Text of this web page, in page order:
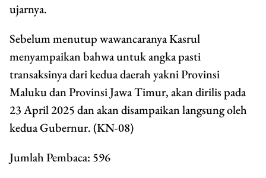
ujarnya.
Sebelum menutup wawancaranya Kasrul
menyampaikan bahwa untuk angka pasti
transaksinya dari kedua daerah yakni Provinsi
Maluku dan Provinsi Jawa Timur, akan dirilis pada
23 April 2025 dan akan disampaikan langsung oleh
kedua Gubernur. (KN-08)
Jumlah Pembaca: 596